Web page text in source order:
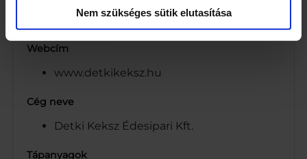
Nem szükséges sütik elutasítása
Zsírszegény kakaópor (0,1%)
Webcím
www.detkikeksz.hu
Cég neve
Detki Keksz Édesipari Kft.
Tápanyagok